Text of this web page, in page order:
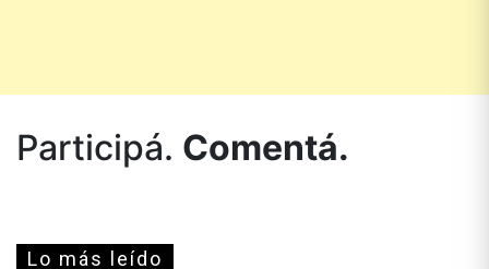
Participá. Comentá.
Lo más leído